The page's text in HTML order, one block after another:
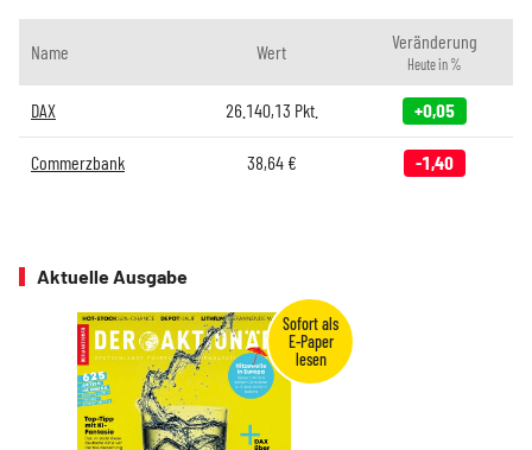
Name Wert Veränderung
Heute in %
DAX 26.140,13 Pkt. +0,05
Commerzbank 38,64€ -1,40
Aktuelle Ausgabe